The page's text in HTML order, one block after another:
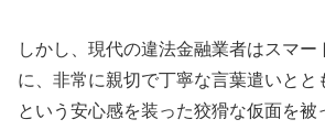
しかし、現代の違法金融業者はスマー
に、非常に親切で丁寧な言葉遣いとと
という安心感を装った狡猾な仮面を被